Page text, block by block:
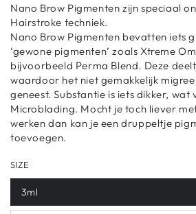
Nano Brow Pigmenten zijn speciaal
Hairstroke techniek.
Nano Brow Pigmenten bevatten iets
‘gewone pigmenten’ zoals Xtreme
bijvoorbeeld Perma Blend. Deze
waardoor het niet gemakkelijk
geneest. Substantie is iets dikker,
Microblading. Mocht je toch liever
werken dan kan je een druppeltje
toevoegen.
SIZE
3ml